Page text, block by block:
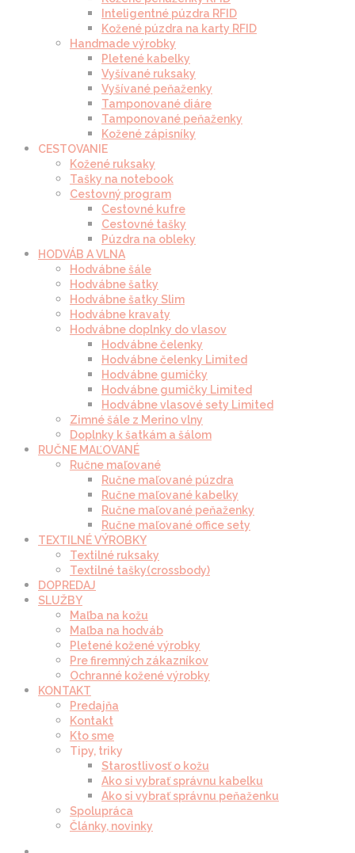
Inteligentné púzdra RFID
Kožené púzdra na karty RFID
Handmade výrobky
Pletené kabelky
Vyšívané ruksaky
Vyšívané peňaženky
Tamponované diáre
Tamponované peňaženky
Kožené zápisníky
CESTOVANIE
Kožené ruksaky
Tašky na notebook
Cestovný program
Cestovné kufre
Cestovné tašky
Púzdra na obleky
HODVÁB A VLNA
Hodvábne šále
Hodvábne šatky
Hodvábne šatky Slim
Hodvábne kravaty
Hodvábne doplnky do vlasov
Hodvábne čelenky
Hodvábne čelenky Limited
Hodvábne gumičky
Hodvábne gumičky Limited
Hodvábne vlasové sety Limited
Zimné šále z Merino vlny
Doplnky k šatkám a šálom
RUČNE MAĽOVANÉ
Ručne maľované
Ručne maľované púzdra
Ručne maľované kabelky
Ručne maľované peňaženky
Ručne maľované office sety
TEXTILNÉ VÝROBKY
Textilné ruksaky
Textilné tašky(crossbody)
DOPREDAJ
SLUŽBY
Maľba na kožu
Maľba na hodváb
Pletené kožené výrobky
Pre firemných zákazníkov
Ochranné kožené výrobky
KONTAKT
Predajňa
Kontakt
Kto sme
Tipy, triky
Starostlivosť o kožu
Ako si vybrať správnu kabelku
Ako si vybrať správnu peňaženku
Spolupráca
Články, novinky